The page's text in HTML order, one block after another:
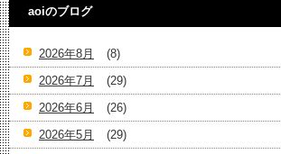
aoiのブログ
2026年8月
(8)
2026年7月
(29)
2026年6月
(26)
2026年5月
(29)